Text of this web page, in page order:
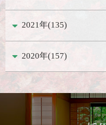
2021年(135)
2020年(157)